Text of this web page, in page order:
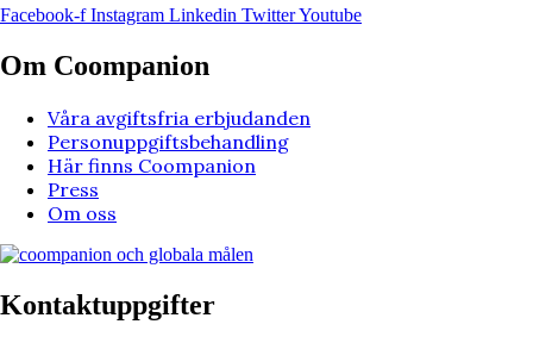
Facebook-f Instagram Linkedin TwitterYoutube
Om Coompanion
Våra avgiftsfria erbjudanden
Personuppgiftsbehandling
Här finns Coompanion
Press
Om oss
Kontaktuppgifter